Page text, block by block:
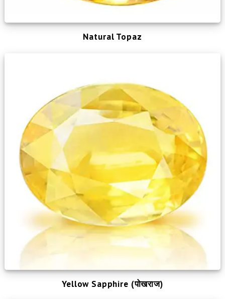
Natural Topaz
Yellow Sapphire (पोखराज)